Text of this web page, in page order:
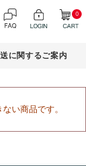
0
に関するご案内
い商品です。